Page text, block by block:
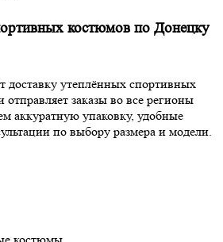
костюмов по Донецку
доставку утеплённых спортивных
заказы во все регионы
аккуратную упаковку, удобные
по выбору размера и модели.